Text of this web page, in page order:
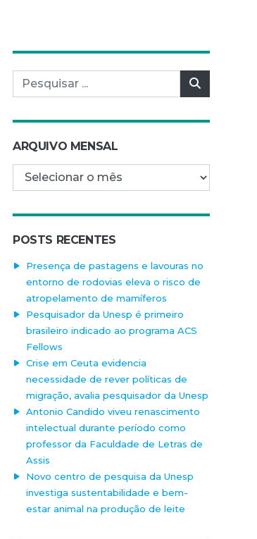
Pesquisar por:
ARQUIVO MENSAL
Arquivo mensal
POSTS RECENTES
Presença de pastagens e lavouras no
entorno de rodovias eleva o risco de
atropelamento de mamíferos
Pesquisador da Unesp é primeiro
brasileiro indicado ao programa ACS
Fellows
Crise em Ceuta evidencia
necessidade de rever políticas de
migração, avalia pesquisador da Unesp
Antonio Candido viveu renascimento
intelectual durante período como
professor da Faculdade de Letras de
Assis
Novo centro de pesquisa da Unesp
investiga sustentabilidade e bem-
estar animal na produção de leite